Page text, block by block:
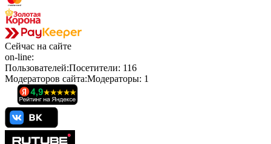
Сейчас на сайте
on-line:
Пользователей:Посетители: 116
Модераторов сайта:Модераторы: 1